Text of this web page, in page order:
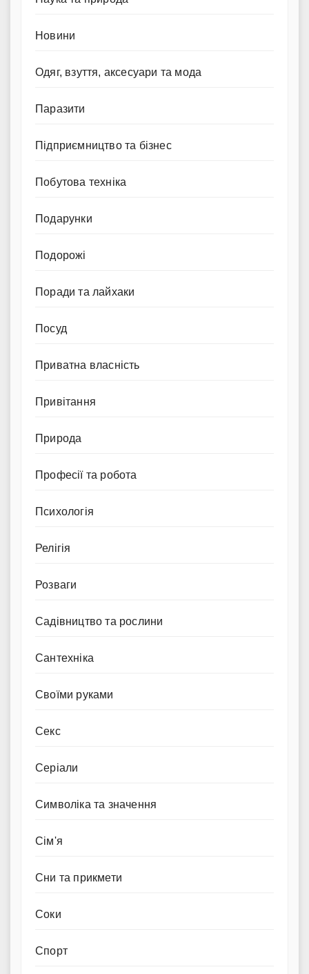
Новини
Одяг, взуття, аксесуари та мода
Паразити
Підприємництво та бізнес
Побутова техніка
Подарунки
Подорожі
Поради та лайхаки
Посуд
Приватна власність
Привітання
Природа
Професії та робота
Психологія
Релігія
Розваги
Садівництво та рослини
Сантехніка
Своїми руками
Секс
Серіали
Символіка та значення
Сім'я
Сни та прикмети
Соки
Спорт